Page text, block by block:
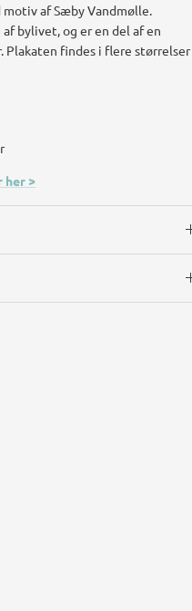
motiv afSæby Vandmølle.
bylivet, og er en del af en
Plakaten findes i flere størrelser
her >